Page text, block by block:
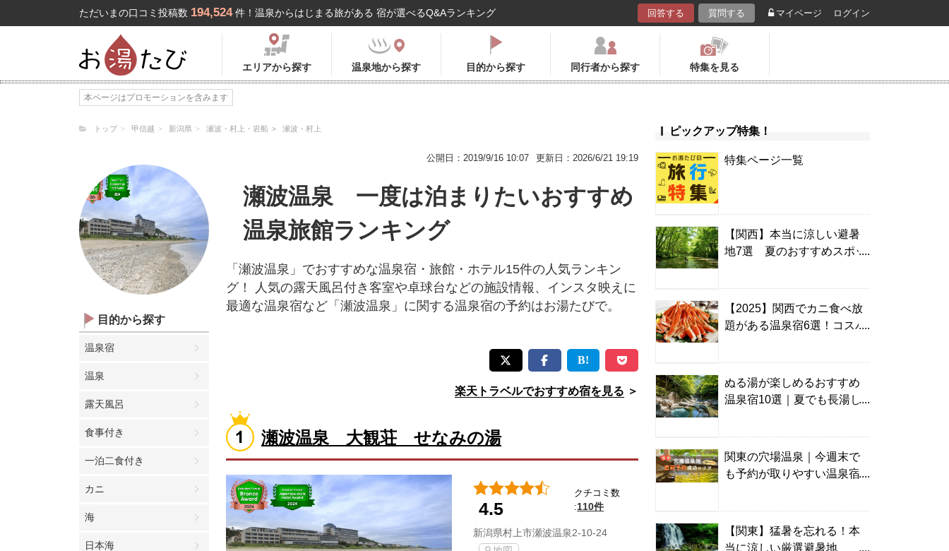
ただいまの口コミ投稿数 194,524 件！温泉からはじまる旅がある 宿が選べるQ&Aランキング 回答する 質問する マイページ ログイン
エリアから探す 温泉地から探す 目的から探す 同行者から探す 特集を見る
本ページはプロモーションを含みます
トップ 甲信越 新潟県 瀬波・村上・岩船 瀬波・村上
公開日：2019/9/16 10:07 更新日：2026/6/21 19:19
目的から探す
温泉宿
温泉
露天風呂
食事付き
一泊二食付き
カニ
海
日本海
瀬波温泉 一度は泊まりたいおすすめ
温泉旅館ランキング
「瀬波温泉」でおすすめな温泉宿・旅館・ホテル15件の人気ランキン
グ！ 人気の露天風呂付き客室や卓球台などの施設情報、インスタ映えに
最適な温泉宿など「瀬波温泉」に関する温泉宿の予約はお湯たびで。
楽天トラベルでおすすめ宿を見る ＞
瀬波温泉 大観荘 せなみの湯
4.5
クチコミ数
:110件
新潟県村上市瀬波温泉2-10-24
ピックアップ特集！
特集ページ一覧
【関西】本当に涼しい避暑
地7選 夏のおすすめスポッ
【2025】関西でカニ食べ放
題がある温泉宿6選！コスパ
ぬる湯が楽しめるおすすめ
温泉宿10選｜夏でも長湯し
関東の穴場温泉｜今週末で
も予約が取りやすい温泉宿
【関東】猛暑を忘れる！本
当に涼しい厳選避暑地